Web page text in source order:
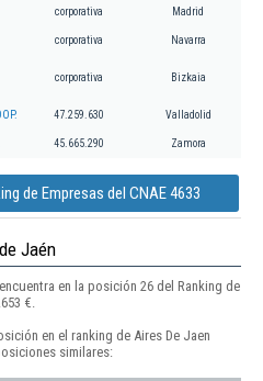
corporativa Madrid
corporativa Navarra
corporativa Bizkaia
47.259.630 Valladolid
45.665.290 Zamora
de Empresas del CNAE 4633
Jaén
en la posición 26 del Ranking de
€.
en el ranking de Aires De Jaen
similares: